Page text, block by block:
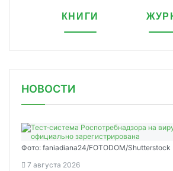
КНИГИ
НОВОСТИ
Фото: faniadiana24/FOTODOM/Shutterstock
7 августа 2026